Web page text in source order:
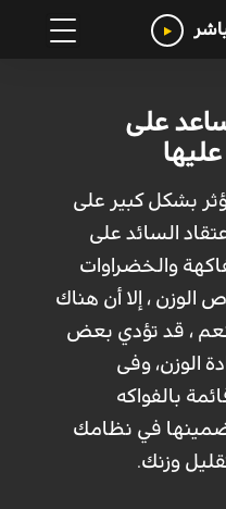
على
بشكل كبير على
السائد على
والخضراوات
، إلا أن هناك
، قد تؤدي بعض
الوزن، وفى
بالفواكه
في نظامك
وزنك.